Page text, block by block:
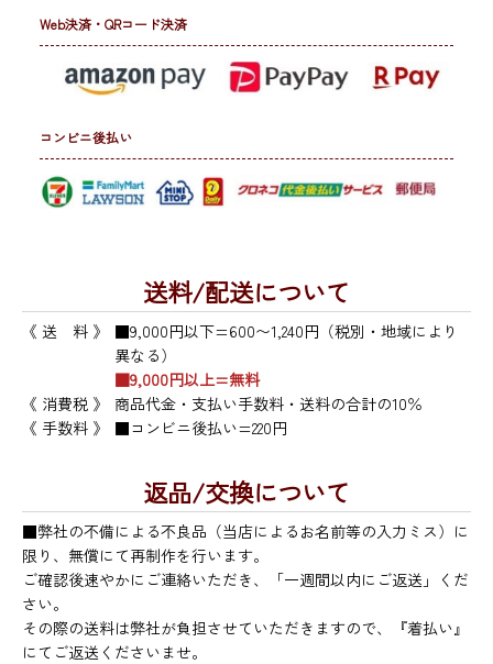
Web決済・QRコード決済
コンビニ後払い
送料/配送について
《 送 料 》
■9,000円以下=600〜1,240円（税別・地域により
異なる）
■9,000円以上=無料
《 消費税 》
商品代金・支払い手数料・送料の合計の10％
《 手数料 》
■コンビニ後払い=220円
返品/交換について
■弊社の不備による不良品（当店によるお名前等の入力ミス）に
限り、無償にて再制作を行います。
ご確認後速やかにご連絡いただき、「一週間以内にご返送」くだ
さい。
その際の送料は弊社が負担させていただきますので、『着払い』
にてご返送くださいませ。